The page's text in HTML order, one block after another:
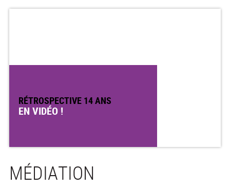
RÉTROSPECTIVE 14 ANS
EN VIDÉO !
MÉDIATION